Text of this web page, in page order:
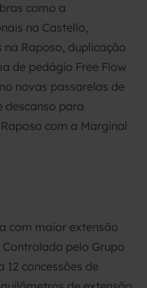
como a
na Castello,
Raposo, duplicação
de pedágio Free Flow
novas passarelas de
descanso para
com a Marginal
com maior extensão
pelo Grupo
concessões de